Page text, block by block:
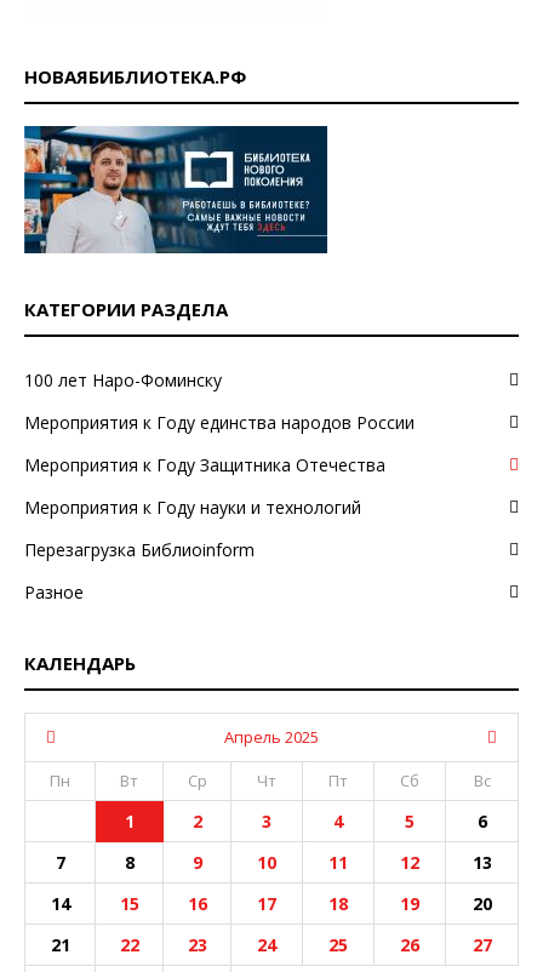
НОВАЯБИБЛИОТЕКА.РФ
КАТЕГОРИИ РАЗДЕЛА
100 лет Наро-Фоминску
Мероприятия к Году единства народов России
Мероприятия к Году Защитника Отечества
Мероприятия к Году науки и технологий
Перезагрузка Библиоinform
Разное
КАЛЕНДАРЬ
Апрель 2025
Пн
Вт Ср Чт Пт Сб Вс
1 2 3 4 5
6
7
8 9 10 11 12
13
14
15 16 17 18 19
20
21
22 23 24 25 26
27